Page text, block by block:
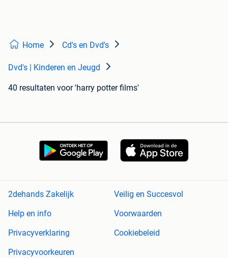
Home Cd's en Dvd's
Dvd's | Kinderen en Jeugd
40 resultaten voor 'harry potter films'
2dehands Zakelijk
Veilig en Succesvol
Help en info
Voorwaarden
Privacyverklaring
Cookiebeleid
Privacyvoorkeuren